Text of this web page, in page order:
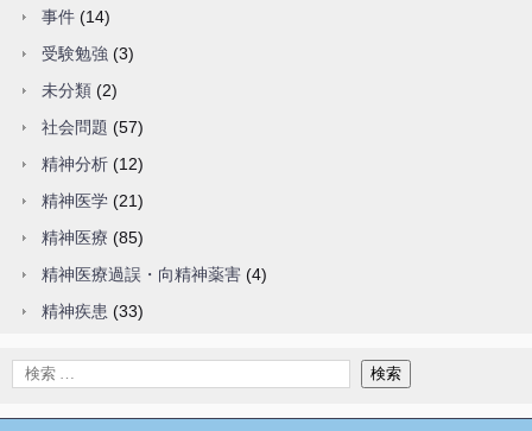
事件 (14)
受験勉強 (3)
未分類 (2)
社会問題 (57)
精神分析 (12)
精神医学 (21)
精神医療 (85)
精神医療過誤・向精神薬害 (4)
精神疾患 (33)